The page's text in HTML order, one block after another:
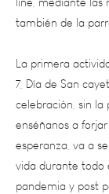
La primera
7, Día de San
celebración, sin
enséñanos a
esperanza, va a
vida durante
pandemia y